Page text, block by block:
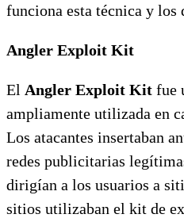
funciona esta técnica y los
Angler Exploit Kit
El Angler Exploit Kit fue
ampliamente utilizada en
Los atacantes insertaban
redes publicitarias
dirigían a los usuarios a
sitios utilizaban el kit de